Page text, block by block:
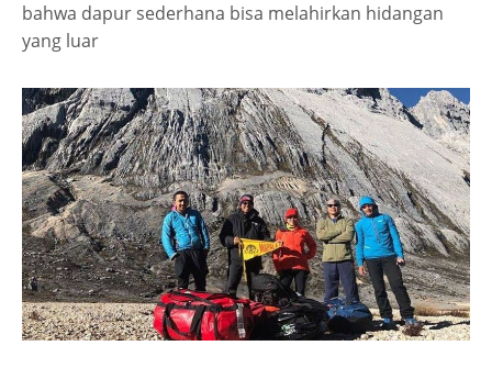
bahwa dapur sederhana bisa melahirkan hidangan
yang luar